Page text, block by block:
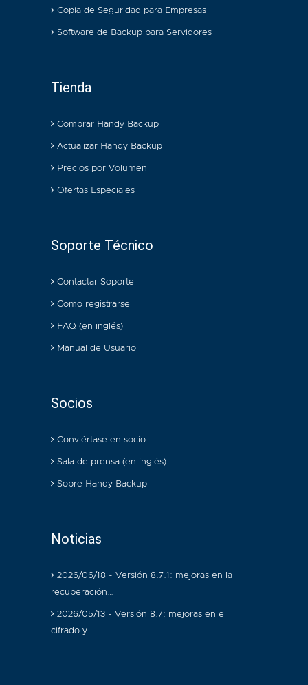
Copia de Seguridad para Empresas
Software de Backup para Servidores
Tienda
Comprar Handy Backup
Actualizar Handy Backup
Precios por Volumen
Ofertas Especiales
Soporte Técnico
Contactar Soporte
Como registrarse
FAQ (en inglés)
Manual de Usuario
Socios
Conviértase en socio
Sala de prensa (en inglés)
Sobre Handy Backup
Noticias
2026/06/18 - Versión 8.7.1: mejoras en la
recuperación…
2026/05/13 - Versión 8.7: mejoras en el
cifrado y…